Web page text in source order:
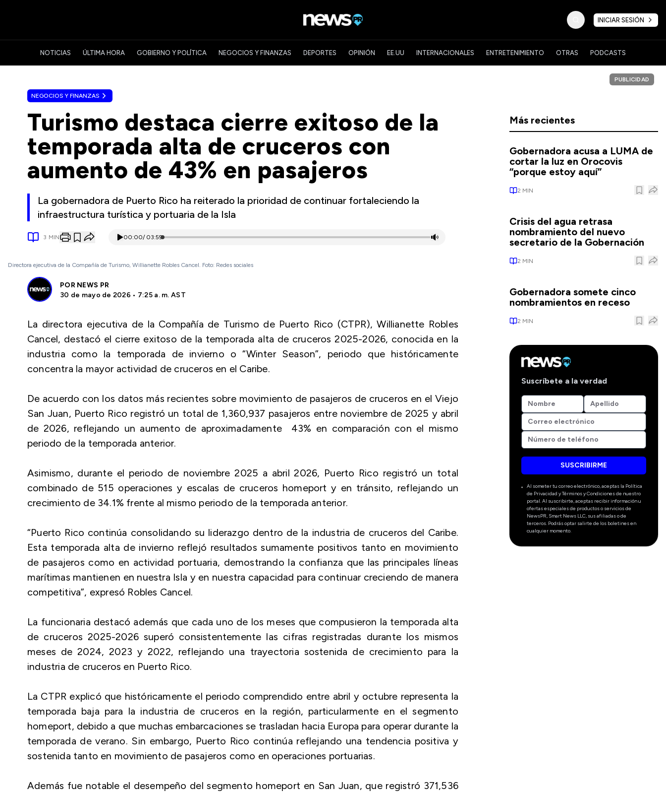
INICIAR SESIÓN
NOTICIAS ÚLTIMA HORA GOBIERNO Y POLÍTICA NEGOCIOS Y FINANZAS DEPORTES OPINIÓN EE.UU INTERNACIONALES ENTRETENIMIENTO OTRAS PODCASTS
NEGOCIOS Y FINANZAS
Turismo destaca cierre exitoso de la
temporada alta de cruceros con
aumento de 43% en pasajeros
La gobernadora de Puerto Rico ha reiterado la prioridad de continuar fortaleciendo la
infraestructura turística y portuaria de la Isla
3 MIN 00:00/ 03:59
Directora ejecutiva de la Compañía de Turismo, Willianette Robles Cancel. Foto: Redes sociales
POR NEWS PR
30 de mayo de 2026 • 7:25 a. m. AST
La directora ejecutiva de la Compañía de Turismo de Puerto Rico (CTPR), Willianette Robles
Cancel, destacó el cierre exitoso de la temporada alta de cruceros 2025-2026, conocida en la
industria como la temporada de invierno o “Winter Season”, periodo que históricamente
concentra la mayor actividad de cruceros en el Caribe.
De acuerdo con los datos más recientes sobre movimiento de pasajeros de cruceros en el Viejo
San Juan, Puerto Rico registró un total de 1,360,937 pasajeros entre noviembre de 2025 y abril
de 2026, reflejando un aumento de aproximadamente 43% en comparación con el mismo
periodo de la temporada anterior.
Asimismo, durante el periodo de noviembre 2025 a abril 2026, Puerto Rico registró un total
combinado de 515 operaciones y escalas de cruceros homeport y en tránsito, reflejando un
crecimiento de 34.1% frente al mismo periodo de la temporada anterior.
“Puerto Rico continúa consolidando su liderazgo dentro de la industria de cruceros del Caribe.
Esta temporada alta de invierno reflejó resultados sumamente positivos tanto en movimiento
de pasajeros como en actividad portuaria, demostrando la confianza que las principales líneas
marítimas mantienen en nuestra Isla y en nuestra capacidad para continuar creciendo de manera
competitiva”, expresó Robles Cancel.
La funcionaria destacó además que cada uno de los meses que compusieron la temporada alta
de cruceros 2025-2026 superó consistentemente las cifras registradas durante los mismos
meses de 2024, 2023 y 2022, reflejando una trayectoria sostenida de crecimiento para la
industria de cruceros en Puerto Rico.
La CTPR explicó que históricamente el periodo comprendido entre abril y octubre representa la
temporada baja para la industria de cruceros en la región, particularmente en el segmento
homeport, debido a que muchas embarcaciones se trasladan hacia Europa para operar durante la
temporada de verano. Sin embargo, Puerto Rico continúa reflejando una tendencia positiva y
sostenida tanto en movimiento de pasajeros como en operaciones portuarias.
Además fue notable el desempeño del segmento homeport en San Juan, que registró 371,536
PUBLICIDAD
Más recientes
Gobernadora acusa a LUMA de
cortar la luz en Orocovis
“porque estoy aquí”
2 MIN
Crisis del agua retrasa
nombramiento del nuevo
secretario de la Gobernación
2 MIN
Gobernadora somete cinco
nombramientos en receso
2 MIN
Suscríbete a la verdad
SUSCRIBIRME
Al someter tu correo electrónico, aceptas la Política
de Privacidad y Términos y Condiciones de nuestro
portal. Al suscribirte, aceptas recibir información u
ofertas especiales de productos o servicios de
NewsPR, Smart News LLC, sus afiliadas o de
terceros. Podrás optar salirte de los boletines en
cualquier momento.